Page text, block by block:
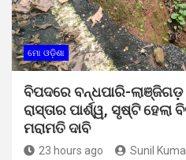
ମୋ ଓଡ଼ିଶା
ବିପଦରେ ବନ୍ଧପାରି-ଲାଞ୍ଜିଗଡ଼
ରାସ୍ତାର ପାର୍ଶ୍ୱ, ସୃଷ୍ଟି ହେଲା
ମରାମତି ଦାବି
23 hours ago Sunil